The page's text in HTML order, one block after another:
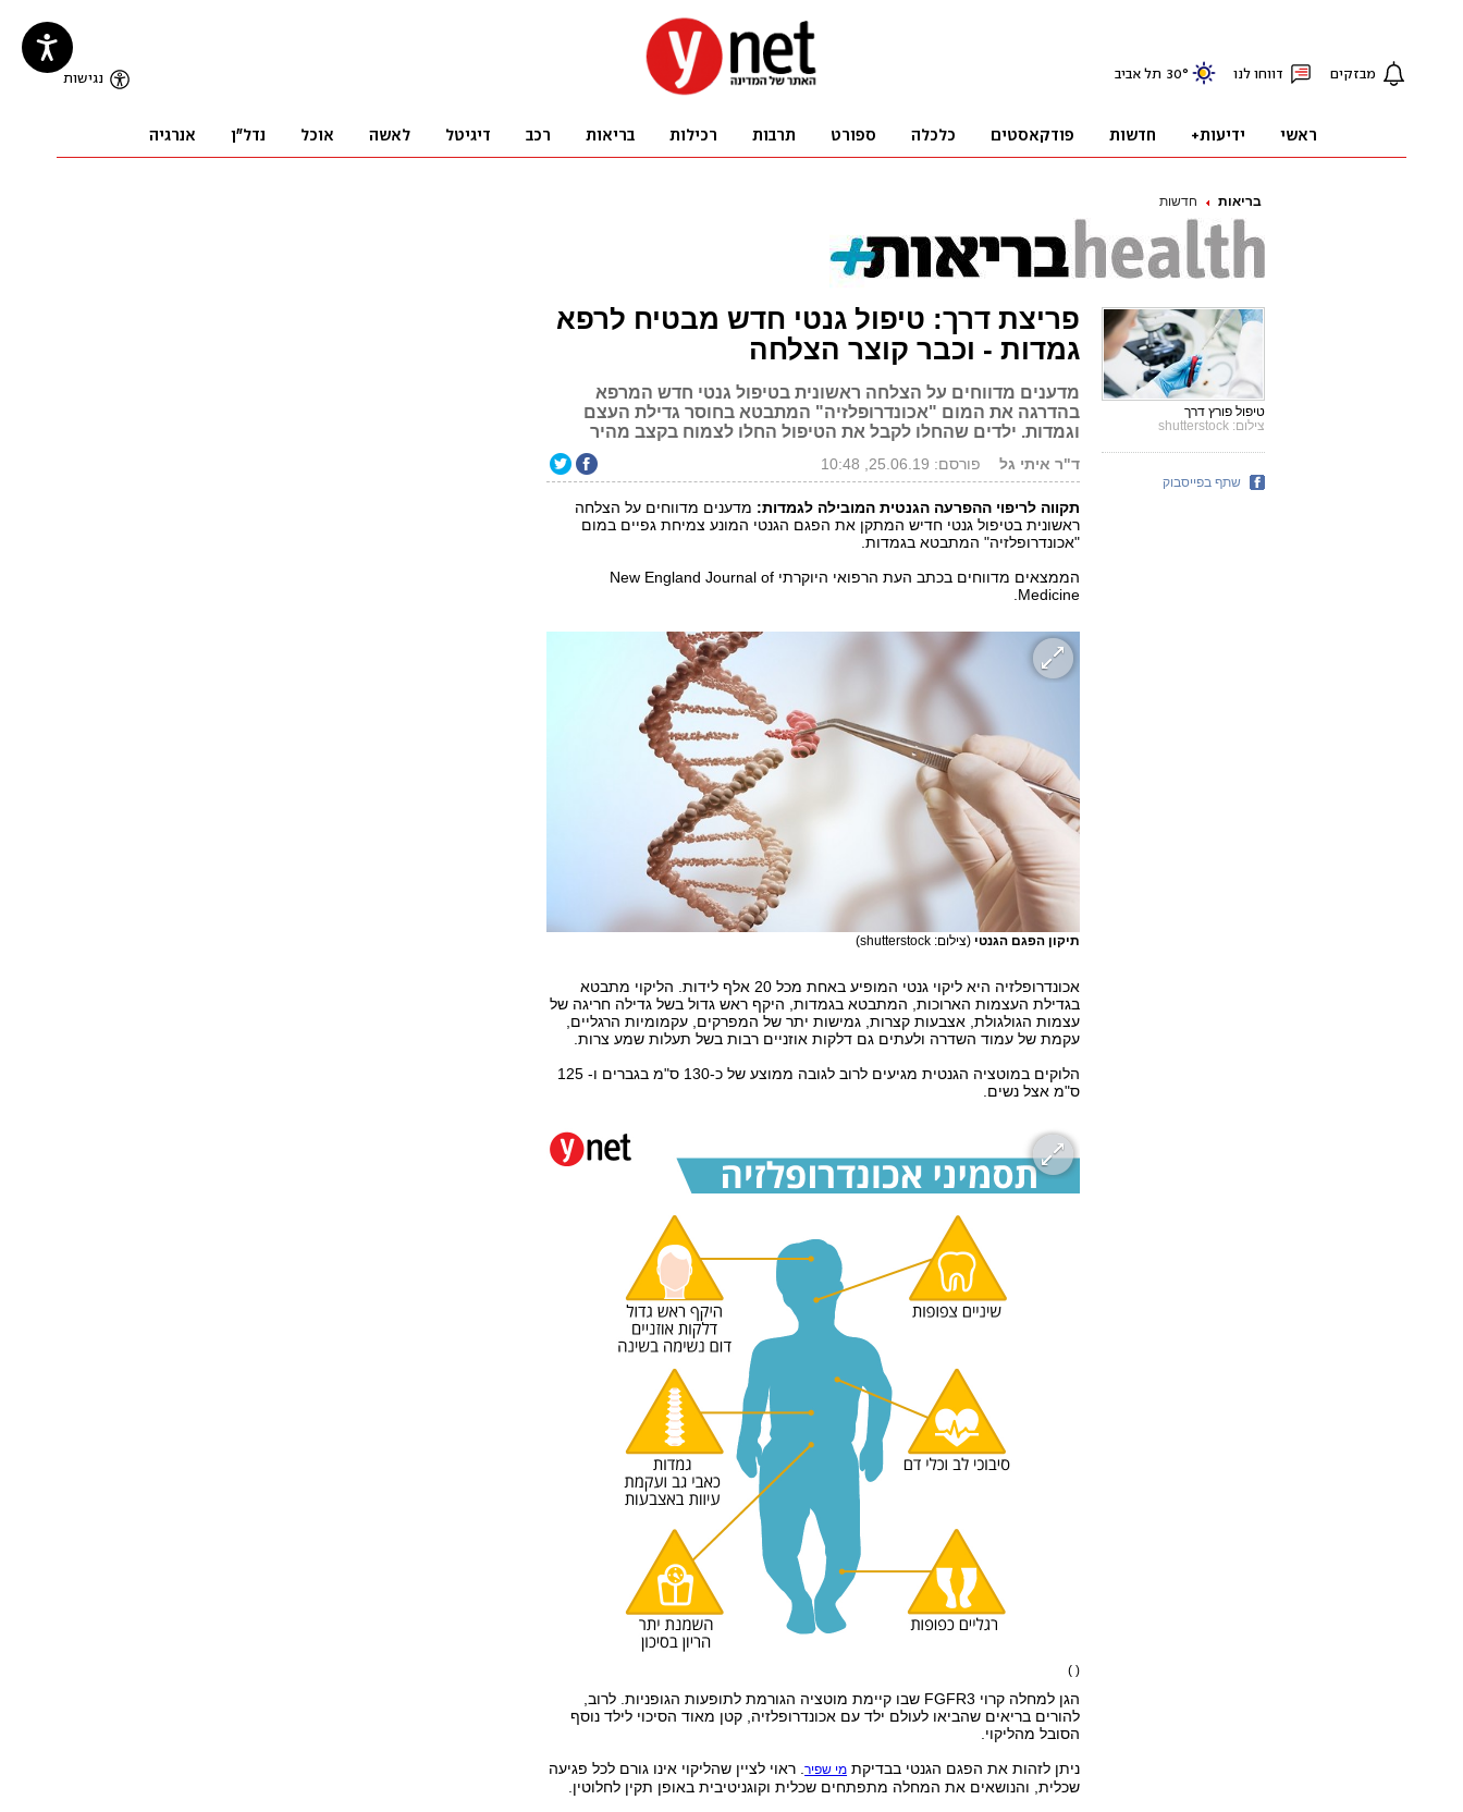
בריאות חדשות
פריצת דרך: טיפול גנטי חדש מבטיח לרפא
גמדות - וכבר קוצר הצלחה
מדענים מדווחים על הצלחה ראשונית בטיפול גנטי חדש המרפא
בהדרגה את המום "אכונדרופלזיה" המתבטא בחוסר גדילת העצם
וגמדות. ילדים שהחלו לקבל את הטיפול החלו לצמוח בקצב מהיר
ד"ר איתי גל פורסם: 25.06.19, 10:48
תקווה לריפוי ההפרעה הגנטית המובילה לגמדות: מדענים מדווחים על הצלחה
ראשונית בטיפול גנטי חדיש המתקן את הפגם הגנטי המונע צמיחת גפיים במום
"אכונדרופלזיה" המתבטא בגמדות.
הממצאים מדווחים בכתב העת הרפואי היוקרתי New England Journal of
Medicine.
תיקון הפגם הגנטי (צילום: shutterstock)
אכונדרופלזיה היא ליקוי גנטי המופיע באחת מכל 20 אלף לידות. הליקוי מתבטא
בגדילת העצמות הארוכות, המתבטא בגמדות, היקף ראש גדול בשל גדילה חריגה של
עצמות הגולגולת, אצבעות קצרות, גמישות יתר של המפרקים, עקמומיות הרגליים,
עקמת של עמוד השדרה ולעתים גם דלקות אוזניים רבות בשל תעלות שמע צרות.
הלוקים במוטציה הגנטית מגיעים לרוב לגובה ממוצע של כ-130 ס"מ בגברים ו- 125
ס"מ אצל נשים.
( )
הגן למחלה קרוי FGFR3 שבו קיימת מוטציה הגורמת לתופעות הגופניות. לרוב,
להורים בריאים שהביאו לעולם ילד עם אכונדרופלזיה, קטן מאוד הסיכוי לילד נוסף
הסובל מהליקוי.
ניתן לזהות את הפגם הגנטי בבדיקת מי שפיר. ראוי לציין שהליקוי אינו גורם לכל פגיעה
שכלית, והנושאים את המחלה מתפתחים שכלית וקוגניטיבית באופן תקין לחלוטין.
טיפול פורץ דרך
צילום: shutterstock
שתף בפייסבוק